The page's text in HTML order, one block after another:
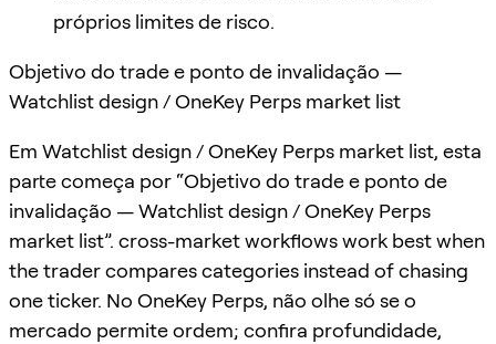
próprios limites de risco.
Objetivo do trade e ponto de invalidação —
Watchlist design / OneKey Perps market list
Em Watchlist design / OneKey Perps market list, esta
parte começa por “Objetivo do trade e ponto de
invalidação — Watchlist design / OneKey Perps
market list”. cross-market workflows work best when
the trader compares categories instead of chasing
one ticker. No OneKey Perps, não olhe só se o
mercado permite ordem; confira profundidade,